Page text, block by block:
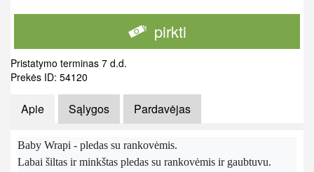
pirkti
Pristatymo terminas 7 d.d.
Prekės ID: 54120
Apie Sąlygos Pardavėjas
Baby Wrapi - pledas su rankovėmis.
Labai šiltas ir minkštas pledas su rankovėmis ir gaubtuvu.